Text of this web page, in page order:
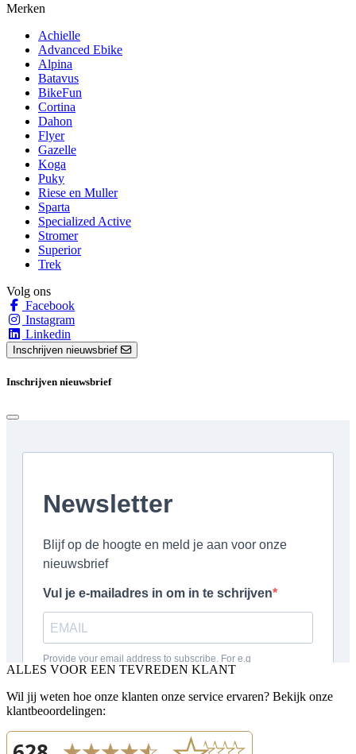
Merken
Achielle
Advanced Ebike
Alpina
Batavus
BikeFun
Cortina
Dahon
Flyer
Gazelle
Koga
Puky
Riese en Muller
Sparta
Specialized Active
Stromer
Superior
Trek
Volg ons
Facebook
Instagram
Linkedin
Inschrijven nieuwsbrief
Inschrijven nieuwsbrief
ALLES VOOR EEN TEVREDEN KLANT
Wil jij weten hoe onze klanten onze service ervaren? Bekijk onze
klantbeoordelingen: